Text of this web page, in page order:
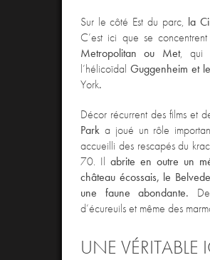
Sur le côté Est du parc, la
C’est ici que se concentrent
Metropolitan ou Met, qui
l’hélicoïdal Guggenheim et
York.
Décor récurrent des films et
Park a joué un rôle
accueilli des rescapés du
70. Ilabrite en outre un
château écossais, le
une faune abondante.
d’écureuils et même des
UNE